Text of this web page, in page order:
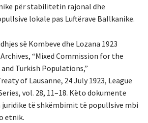
për stabilitetin rajonal dhe
lokale pas Luftërave Ballkanike.
së Kombeve dhe Lozana 1923
“Mixed Commission for the
Turkish Populations,”
of Lausanne, 24 July 1923, League
vol. 28, 11–18. Këto dokumente
juridike të shkëmbimit të popullsive mbi
etnik.